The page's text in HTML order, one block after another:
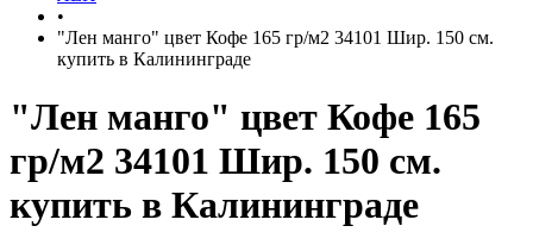
•
"Лен манго" цвет Кофе 165 гр/м2 34101 Шир. 150 см.
купить в Калининграде
"Лен манго" цвет Кофе 165
гр/м2 34101 Шир. 150 см.
купить в Калининграде